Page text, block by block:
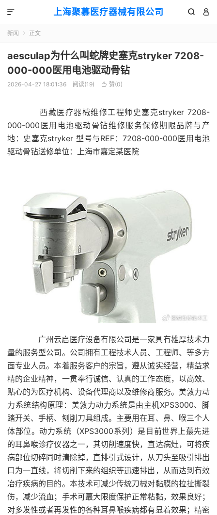
上海聚慕医疗器械有限公司  

新闻  正文
aesculap为什么叫蛇牌史塞克stryker 7208-
000-000医用电池驱动骨钻
2026-04-27 18:01:36 阅读(19)  赞(0)
西藏医疗器械维修工程师史塞克stryker 7208-
000-000医用电池驱动骨钻维修服务保修期限品牌与产
地：史塞克stryker 型号与REF：7208-000-000医用电池
驱动骨钻送修单位：上海市嘉定某医院
广州云启医疗设备有限公司是一家具有雄厚技术力
量的服务型公司。公司拥有工程技术人员、工程师、等多方
面专业人员。本着服务客户的宗旨，遵从诚实经营，精益求
精的企业精神，一贯奉行诚信、认真的工作态度，以高效、
贴心的为医疗机构、设备代理商以及维修商服务。美敦力动
力系统结构原理：美敦力动力系统是由主机XPS3000、脚
踏开关、手柄、刨削刀具组成。主要用在耳、鼻、喉三个人
体部位。动力系统（XPS3000系列）是目前世界上蕞先进
的耳鼻喉诊疗仪器之一，其切削速度快，直达病灶，可将疾
病部位切碎同时清除掉，直排引式设计，从刀头至吸引排出
口为一直线，将切削下来的组织等迅速排出，从而达到有效
冶疗疾病的目的。本技术可减少传统刀械对黏膜的拉扯撕裂
伤，减少流血；手术可蕞大限度保护正常粘黏，效果良好；
对多发性或者再发性的各种耳鼻喉疾病都有显着效果；精密